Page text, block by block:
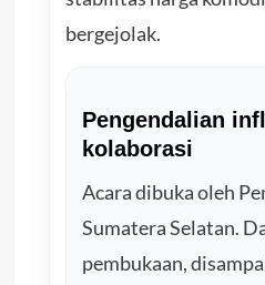
bergejolak.
Pengendalian
kolaborasi
Acara dibuka oleh
Sumatera Selatan.
pembukaan,